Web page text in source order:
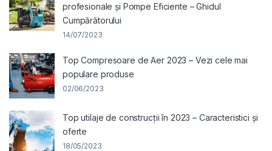
profesionale și Pompe Eficiente – Ghidul
Cumpărătorului
14/07/2023
Top Compresoare de Aer 2023 – Vezi cele mai
populare produse
02/06/2023
Top utilaje de construcții în 2023 – Caracteristici și
oferte
18/05/2023